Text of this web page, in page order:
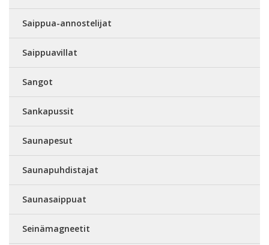
Saippua-annostelijat
Saippuavillat
Sangot
Sankapussit
Saunapesut
Saunapuhdistajat
Saunasaippuat
Seinämagneetit